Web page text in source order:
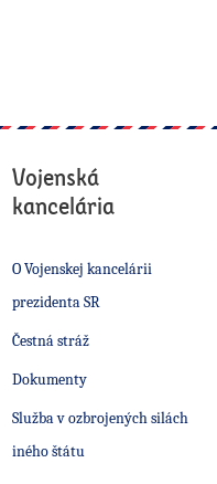
Vojenská
kancelária
O Vojenskej kancelárii
prezidenta SR
Čestná stráž
Dokumenty
Služba v ozbrojených silách
iného štátu